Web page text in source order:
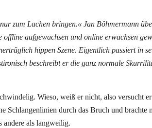
zum Lachen bringen.« Jan Böhmermann
aufgewachsen und online erwachsen
hippen Szene. Eigentlich passiert in
beschreibt er die ganz normale
Wieso, weiß er nicht, also versuchter
Schlangenlinien durch das Bruch und brachte
andere als langweilig.